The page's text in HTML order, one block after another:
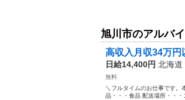
旭川市のアルバ
高収入月収34万円
日給14,400円 北海道
無料
＼フルタイムのお仕事です。
品・・・食品 配送場所・・